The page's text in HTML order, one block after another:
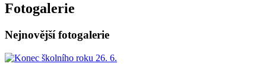
Fotogalerie
Nejnovější fotogalerie